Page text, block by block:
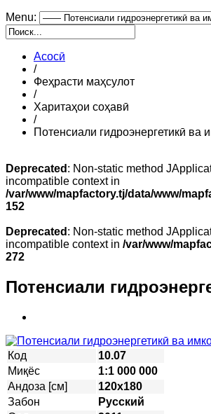
Menu:
Асосӣ
/
Феҳрасти маҳсулот
/
Харитаҳои соҳавӣ
/
Потенсиали гидроэнергетикӣ ва
Deprecated : Non-static method
incompatible context in
/var/www/mapfactory.tj/data/www/
152
Deprecated : Non-static method
incompatible context in /var/www/
272
Потенсиали
Код
10.07
Миқёс
1:1 000 000
Андоза [см]
120х180
Забон
Русский